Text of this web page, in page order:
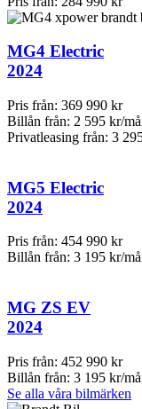
MG4 Electric
2024
Pris från: 369 990 kr
Billån från: 2 595 kr/
Privatleasing från: 3
MG5 Electric
2024
Pris från: 454 990 kr
Billån från: 3 195 kr/
MG ZS EV
2024
Pris från: 452 990 kr
Billån från: 3 195 kr/
Se alla våra bilmärken